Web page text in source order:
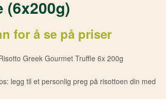
(6x200g)
for å se på priser
Greek Gourmet Truffle 6x 200g
legg til et personlig preg på risottoen din med